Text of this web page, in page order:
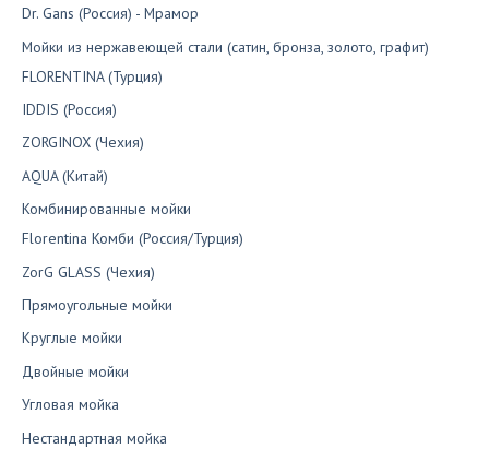
Dr. Gans (Россия) - Мрамор
Мойки из нержавеющей стали (сатин, бронза, золото, графит)
FLORENTINA (Турция)
IDDIS (Россия)
ZORGINOX (Чехия)
AQUA (Китай)
Комбинированные мойки
Florentina Комби (Россия/Турция)
ZorG GLASS (Чехия)
Прямоугольные мойки
Круглые мойки
Двойные мойки
Угловая мойка
Нестандартная мойка